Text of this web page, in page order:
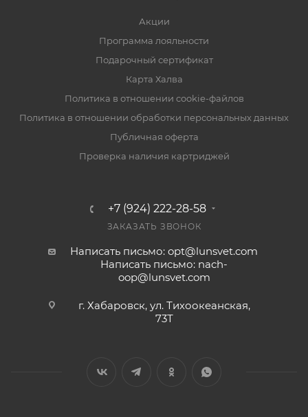
Акции
Программа лояльности
Подарочный сертификат
Карта Халва
Политика в отношении cookie-файлов
Политика в отношении обработки персональных данных
Публичная оферта
Проверка наличия картриджей
+7 (924) 222-28-58
ЗАКАЗАТЬ ЗВОНОК
Написать письмо: opt@lunsvet.com
Написать письмо: nach-
oop@lunsvet.com
г. Хабаровск, ул. Тихоокеанская,
73Т